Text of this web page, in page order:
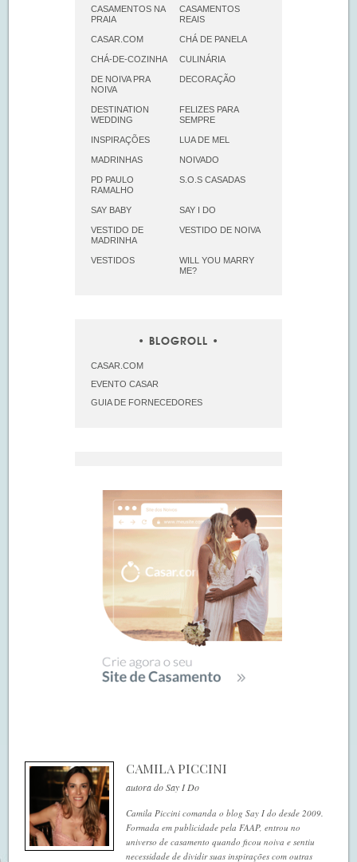
CASAMENTOS NA
PRAIA
CASAMENTOS
REAIS
CASAR.COM CHÁ DE PANELA
CHÁ-DE-COZINHA CULINÁRIA
DE NOIVA PRA
NOIVA
DECORAÇÃO
DESTINATION
WEDDING
FELIZES PARA
SEMPRE
INSPIRAÇÕES LUA DE MEL
MADRINHAS NOIVADO
PD PAULO
RAMALHO
S.O.S CASADAS
SAY BABY SAY I DO
VESTIDO DE
MADRINHA
VESTIDO DE NOIVA
VESTIDOS
WILL YOU MARRY
ME?
BLOGROLL
CASAR.COM
EVENTO CASAR
GUIA DE FORNECEDORES
CAMILA PICCINI
autora do Say I Do
Camila Piccini comanda o blog Say I do desde 2009.
Formada em publicidade pela FAAP, entrou no
universo de casamento quando ficou noiva e sentiu
necessidade de dividir suas inspirações com outras